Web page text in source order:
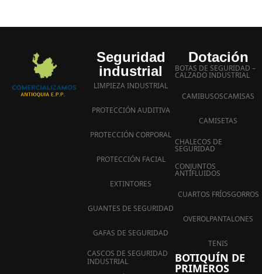
Seguridad
industrial
LIMPIEZA INDUSTRIAL
PROTECCIÓN AUDITIVA
PROTECCIÓN CORPORAL
PROTECCIÓN FACIAL
EXTINTORES
GUANTES DE SEGURIDAD
GAFAS DE SEGURIDAD
CASCOS DE SEGURIDAD
INDUSTRIAL
Dotación
BOTAS DE SEGURIDAD –
CALZADO INDUSTRIAL
CAMIBUSOSCAMISAS
CAMISETAS
CHALECOS DE
SEGURIDAD
CONJUNTOS
ANTIFLUIDOS
CUARTOS FRÍOSGORROS
OVEROLPANTALONES
TENIS
BOTIQUÍN DE
PRIMEROS